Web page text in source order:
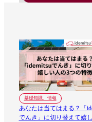
基礎知識、情報
あなたは当てはまる？「
でんき」に切り替えて嬉